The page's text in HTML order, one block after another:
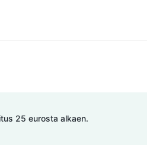
25 eurosta alkaen.